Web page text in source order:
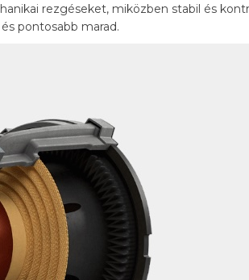
rezgéseket, miközben stabil és
pontosabb marad.